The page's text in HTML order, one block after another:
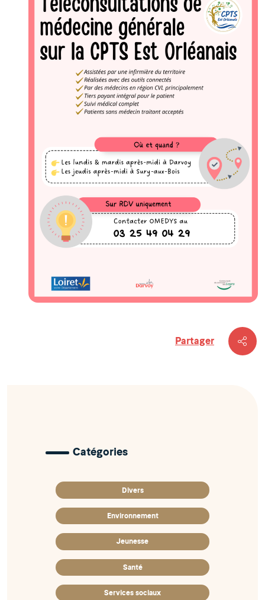
Partager
Catégories
Divers
Environnement
Jeunesse
Santé
Services sociaux